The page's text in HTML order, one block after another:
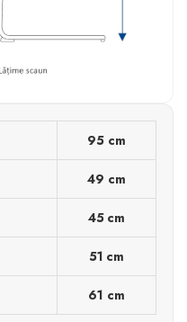
95 cm
49 cm
45 cm
51 cm
61 cm